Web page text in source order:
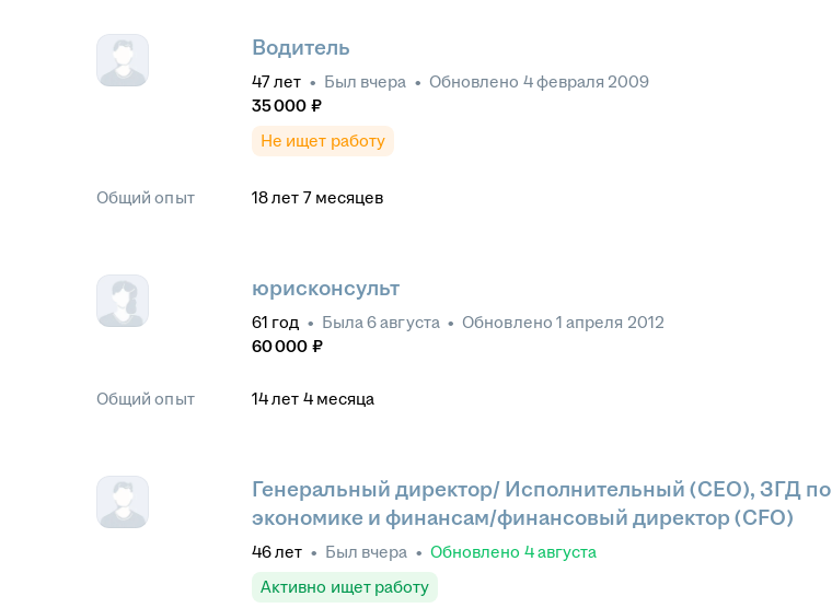
Водитель
47лет • Был вчера • Обновлено 4 февраля 2009
35 000 ₽
Не ищет работу
Общий опыт 18лет 7 месяцев
юрисконсульт
61 год • Была6 августа • Обновлено 1 апреля 2012
60 000 ₽
Общий опыт 14лет 4 месяца
Генеральный директор/ Исполнительный (CEO), ЗГД по
экономике и финансам/финансовый директор (CFO)
46лет • Был вчера • Обновлено 4 августа
Активно ищет работу